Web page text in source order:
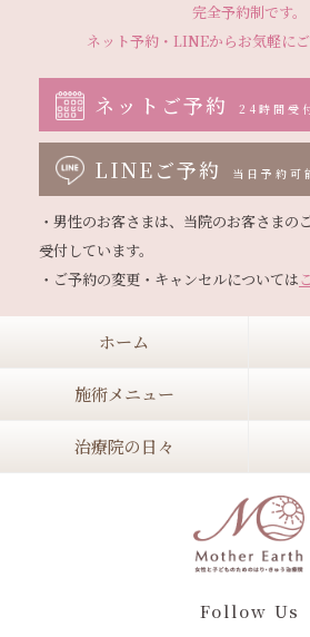
完全予約制です。
ネット予約・LINEからお気軽に
ネットご予約 24時間受
LINEご予約 当日予約可
・男性のお客さまは、当院のお客さまの
受付しています。
・ご予約の変更・キャンセルについては
ホーム
施術メニュー
治療院の日々
Follow Us